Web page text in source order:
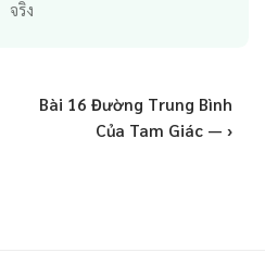
จริง
Bài 16 Đường Trung Bình
Của Tam Giác — ›